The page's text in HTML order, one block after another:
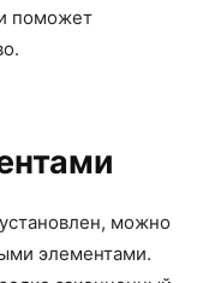
поможет
можно
элементами.